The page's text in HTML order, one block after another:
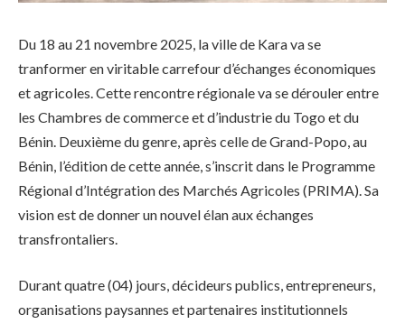
Du 18 au 21 novembre 2025, la ville de Kara va se
tranformer en viritable carrefour d’échanges économiques
et agricoles. Cette rencontre régionale va se dérouler entre
les Chambres de commerce et d’industrie du Togo et du
Bénin. Deuxième du genre, après celle de Grand-Popo, au
Bénin, l’édition de cette année, s’inscrit dans le Programme
Régional d’Intégration des Marchés Agricoles (PRIMA). Sa
vision est de donner un nouvel élan aux échanges
transfrontaliers.
Durant quatre (04) jours, décideurs publics, entrepreneurs,
organisations paysannes et partenaires institutionnels